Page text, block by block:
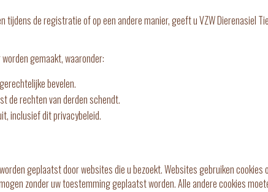
de registratie of op een andere manier, geeft u VZW Dierenasiel
gemaakt, waaronder:
bevelen.
de rechten van derden schendt.
inclusief dit privacybeleid.
geplaatst door websites die u bezoekt. Websites gebruiken
zonder uw toestemming geplaatst worden. Alle andere cookies